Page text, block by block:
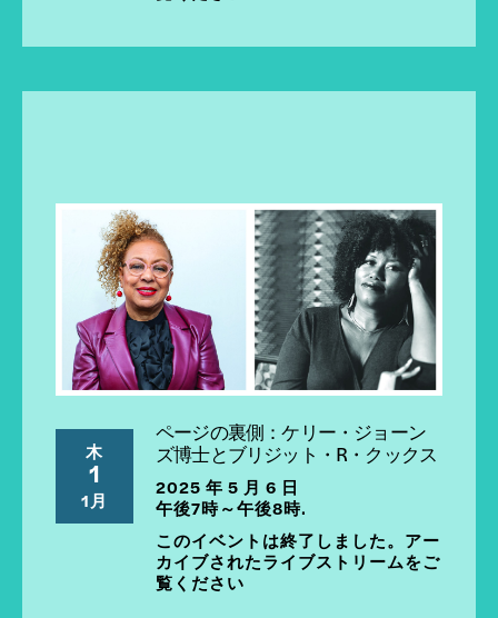
木
1
1月
ページの裏側：ケリー・ジョーン
ズ博士とブリジット・R・クックス
2025 年 5 月 6 日
午後7時～午後8時.
このイベントは終了しました。アー
カイブされたライブストリームをご
覧ください